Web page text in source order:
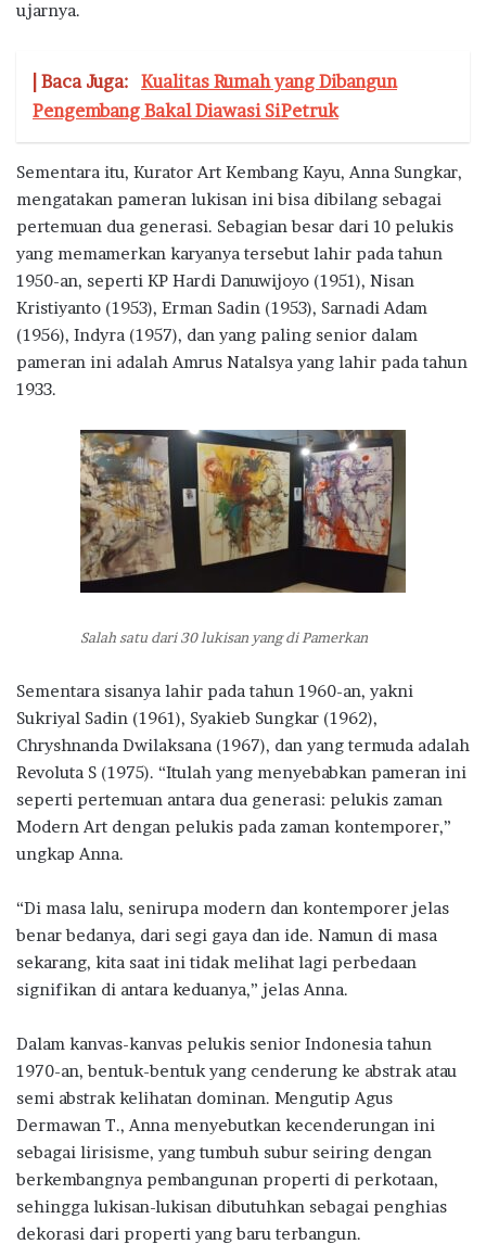
ujarnya.
| Baca Juga: Kualitas Rumah yang Dibangun
Pengembang Bakal Diawasi SiPetruk
Sementara itu, Kurator Art Kembang Kayu, Anna Sungkar,
mengatakan pameran lukisan ini bisa dibilang sebagai
pertemuan dua generasi. Sebagian besar dari 10 pelukis
yang memamerkan karyanya tersebut lahir pada tahun
1950-an, seperti KP Hardi Danuwijoyo (1951), Nisan
Kristiyanto (1953), Erman Sadin (1953), Sarnadi Adam
(1956), Indyra (1957), dan yang paling senior dalam
pameran ini adalah Amrus Natalsya yang lahir pada tahun
1933.
Salah satu dari 30 lukisan yang di Pamerkan
Sementara sisanya lahir pada tahun 1960-an, yakni
Sukriyal Sadin (1961), Syakieb Sungkar (1962),
Chryshnanda Dwilaksana (1967), dan yang termuda adalah
Revoluta S (1975). “Itulah yang menyebabkan pameran ini
seperti pertemuan antara dua generasi: pelukis zaman
Modern Art dengan pelukis pada zaman kontemporer,”
ungkap Anna.
“Di masa lalu, senirupa modern dan kontemporer jelas
benar bedanya, dari segi gaya dan ide. Namun di masa
sekarang, kita saat ini tidak melihat lagi perbedaan
signifikan di antara keduanya,” jelas Anna.
Dalam kanvas-kanvas pelukis senior Indonesia tahun
1970-an, bentuk-bentuk yang cenderung ke abstrak atau
semi abstrak kelihatan dominan. Mengutip Agus
Dermawan T., Anna menyebutkan kecenderungan ini
sebagai lirisisme, yang tumbuh subur seiring dengan
berkembangnya pembangunan properti di perkotaan,
sehingga lukisan-lukisan dibutuhkan sebagai penghias
dekorasi dari properti yang baru terbangun.